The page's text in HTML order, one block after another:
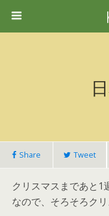
Share Tweet
クリスマスまであと1
なので、そろそろク